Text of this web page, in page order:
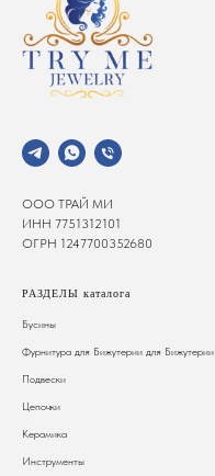
ООО ТРАЙ МИ
ИНН 7751312101
ОГРН 1247700352680
РАЗДЕЛЫ каталога
Бусины
Фурнитура для Бижутерии для Бижутерии
Подвески
Цепочки
Керамика
Инструменты